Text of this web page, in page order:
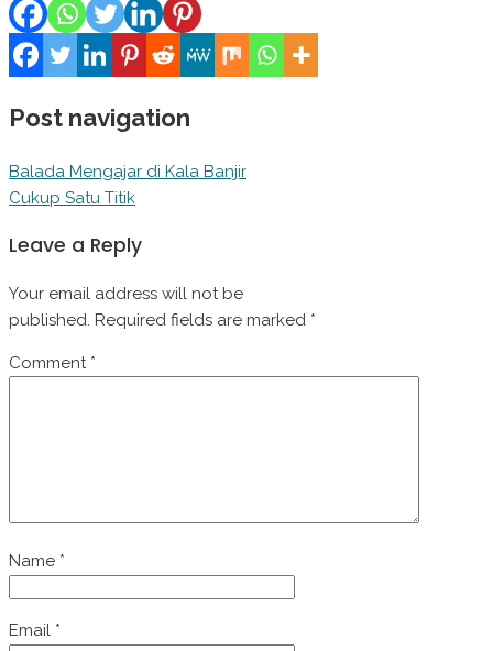
Post navigation
Balada Mengajar di Kala Banjir
Cukup Satu Titik
Leave a Reply
Your email address will not be
published. Required fields are marked *
Comment *
Name *
Email *